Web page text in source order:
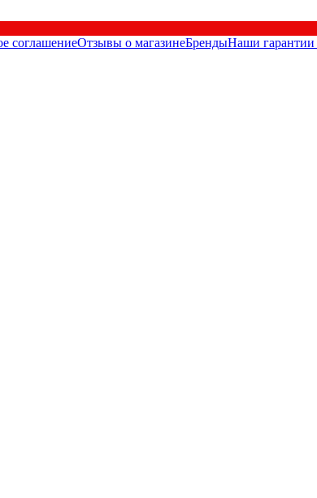
соглашениеОтзывы о магазинеБрендыНаши гарантии